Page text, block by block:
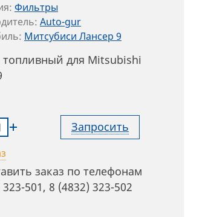
Фильтры
Auto-gur
Митсубиси Лансер 9
для Mitsubishi
Запросить
заказ по телефонам
501, 8 (4832) 323-502